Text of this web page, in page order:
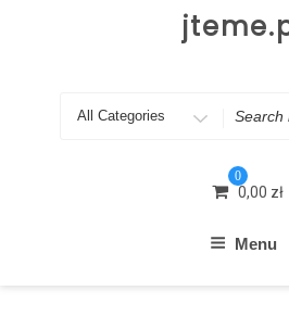
Search
0
0,00 zł
Menu